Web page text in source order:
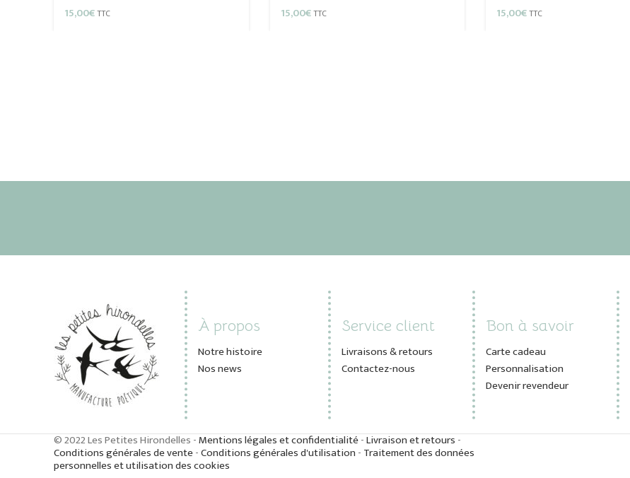
15,00€TTC
15,00€TTC
15,00€TTC
À propos
Notre histoire
Nos news
Service client
Livraisons & retours
Contactez-nous
Bon à savoir
Carte cadeau
Personnalisation
Devenir revendeur
© 2022 Les Petites Hirondelles -Mentions légales et confidentialité-Livraison et retours-
Conditions générales de vente-Conditions générales d'utilisation - Traitement des données
personnelles et utilisation des cookies